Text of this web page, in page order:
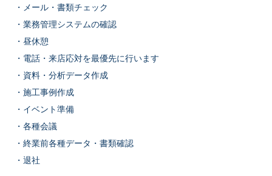
・メール・書類チェック
・業務管理システムの確認
・昼休憩
・電話・来店応対を最優先に行います
・資料・分析データ作成
・施工事例作成
・イベント準備
・各種会議
・終業前各種データ・書類確認
・退社